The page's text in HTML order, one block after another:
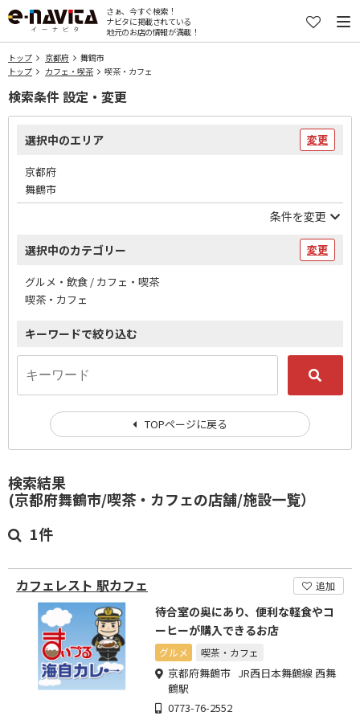
さぁ、今すぐ検索！
ナビタに掲載されている
地元のお店の情報が満載！
トップ 京都府
舞鶴市
トップ
カフェ・喫茶 喫茶・カフェ
検索結果
(京都府舞鶴市/喫茶・カフェの店舗/施設一覧）
1件
カフェレスト 駅カフェ 追加
待合室の奥にあり、便利な軽食やコ
ーヒーが購入できるお店
グルメ 喫茶・カフェ
京都府舞鶴市 JR西日本舞鶴線 西舞
鶴駅
0773-76-2552
検索条件 設定・変更
選択中のエリア 変更
京都府
舞鶴市
条件を変更
選択中のカテゴリー 変更
グルメ・飲食 / カフェ・喫茶
喫茶・カフェ
キーワードで絞り込む
TOPページに戻る